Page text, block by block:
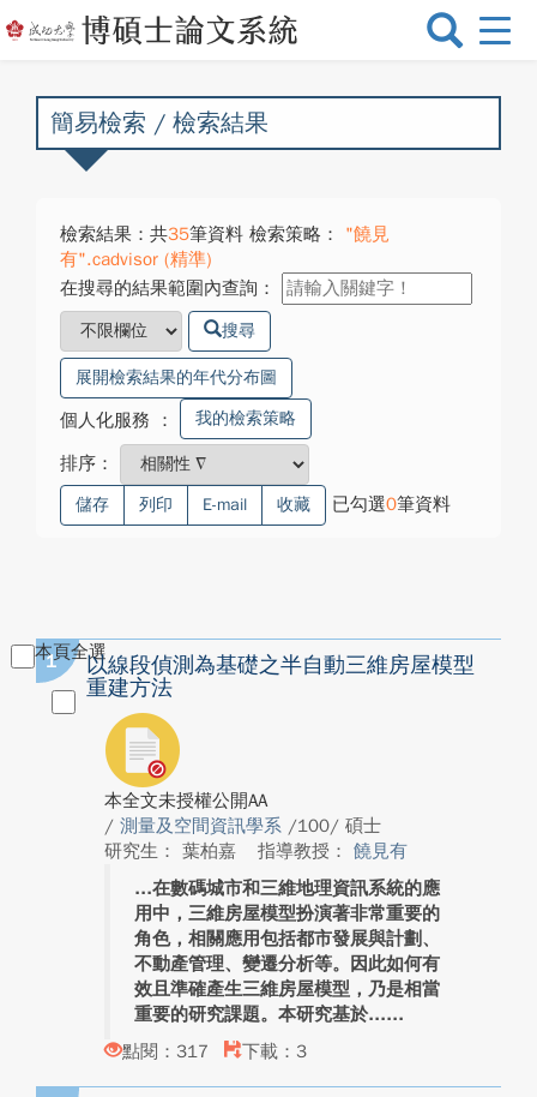
選
換
簡易檢索 / 檢索結果
檢索結果：共35筆資料 檢索策略：
"饒見
有".cadvisor (精準)
在搜尋的結果範圍內查詢：
搜尋
展開檢索結果的年代分布圖
個人化服務 ： 我的檢索策略
排序：
儲存 列印 E-mail 收藏 已勾選0筆資料
本頁全選
1
以線段偵測為基礎之半自動三維房屋模型
重建方法
本全文未授權公開AA
/ 測量及空間資訊學系 /100/ 碩士
研究生： 葉柏嘉
指導教授： 饒見有
在數碼城市和三維地理資訊系統的應
用中，三維房屋模型扮演著非常重要的
角色，相關應用包括都市發展與計劃、
不動產管理、變遷分析等。因此如何有
效且準確產生三維房屋模型，乃是相當
重要的研究課題。本研究基於...
點閱：317
下載：3